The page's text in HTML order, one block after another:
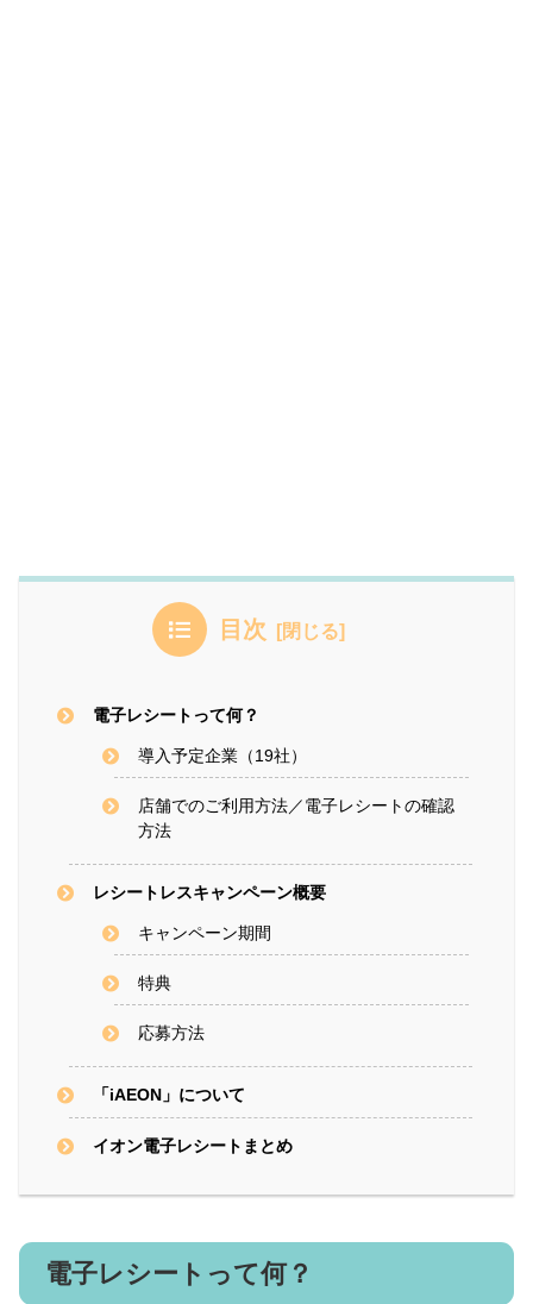
目次
電子レシートって何？
導入予定企業（19社）
店舗でのご利用方法／電子レシートの確認
方法
レシートレスキャンペーン概要
キャンペーン期間
特典
応募方法
「iAEON」について
イオン電子レシートまとめ
電子レシートって何？